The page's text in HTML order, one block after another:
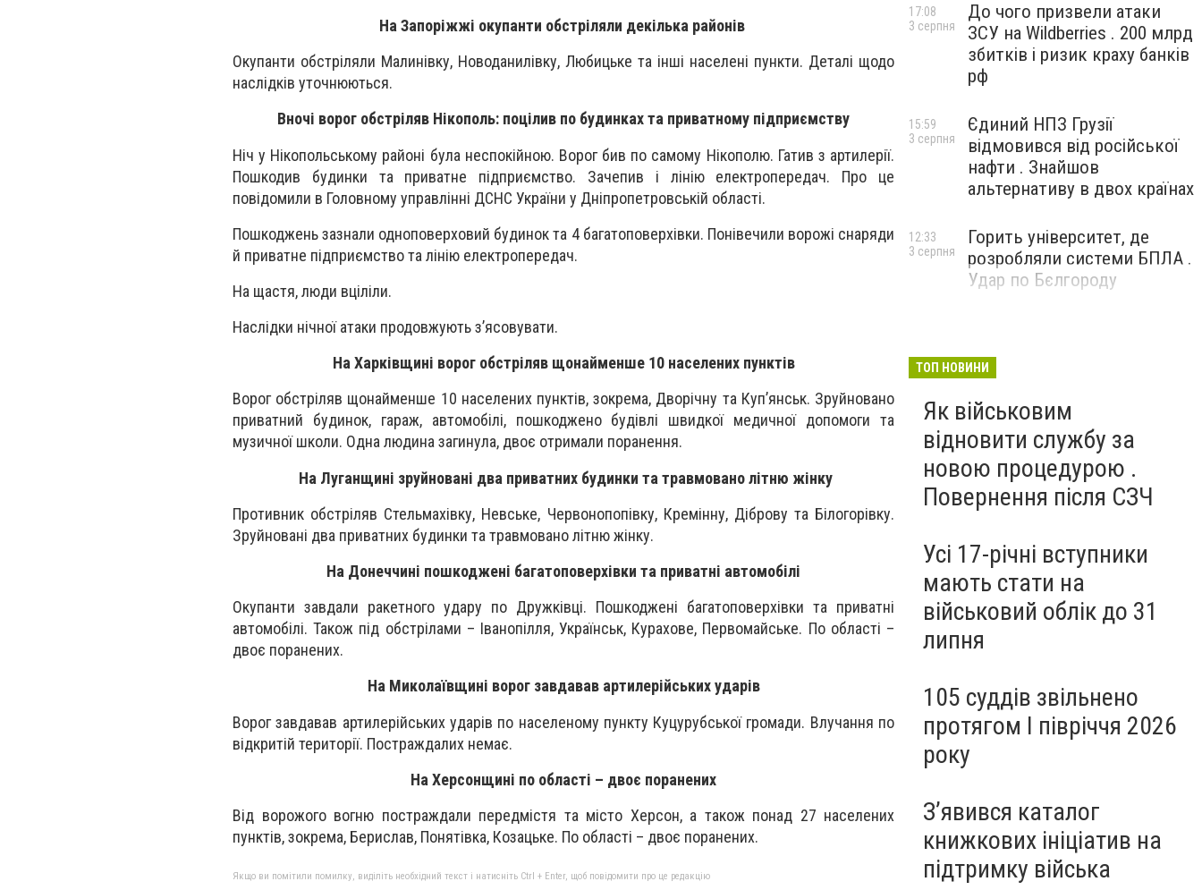
На Запоріжжі окупанти обстріляли декілька районів
Окупанти обстріляли Малинівку, Новоданилівку, Любицьке та інші населені пункти. Деталі щодо
наслідків уточнюються.
Вночі ворог обстріляв Нікополь: поцілив по будинках та приватному підприємству
Ніч у Нікопольському районі була неспокійною. Ворог бив по самому Нікополю. Гатив з артилерії.
Пошкодив будинки та приватне підприємство. Зачепив і лінію електропередач. Про це
повідомили в Головному управлінні ДСНС України у Дніпропетровській області.
Пошкоджень зазнали одноповерховий будинок та 4 багатоповерхівки. Понівечили ворожі снаряди
й приватне підприємство та лінію електропередач.
На щастя, люди вціліли.
Наслідки нічної атаки продовжують з’ясовувати.
На Харківщині ворог обстріляв щонайменше 10 населених пунктів
Ворог обстріляв щонайменше 10 населених пунктів, зокрема, Дворічну та Куп’янськ. Зруйновано
приватний будинок, гараж, автомобілі, пошкоджено будівлі швидкої медичної допомоги та
музичної школи. Одна людина загинула, двоє отримали поранення.
На Луганщині зруйновані два приватних будинки та травмовано літню жінку
Противник обстріляв Стельмахівку, Невське, Червонопопівку, Кремінну, Діброву та Білогорівку.
Зруйновані два приватних будинки та травмовано літню жінку.
На Донеччині пошкоджені багатоповерхівки та приватні автомобілі
Окупанти завдали ракетного удару по Дружківці. Пошкоджені багатоповерхівки та приватні
автомобілі. Також під обстрілами – Іванопілля, Українськ, Курахове, Первомайське. По області –
двоє поранених.
На Миколаївщині ворог завдавав артилерійських ударів
Ворог завдавав артилерійських ударів по населеному пункту Куцурубської громади. Влучання по
відкритій території. Постраждалих немає.
На Херсонщині по області – двоє поранених
Від ворожого вогню постраждали передмістя та місто Херсон, а також понад 27 населених
пунктів, зокрема, Берислав, Понятівка, Козацьке. По області – двоє поранених.
Якщо ви помітили помилку, виділіть необхідний текст і натисніть Ctrl + Enter, щоб повідомити про це редакцію
До чого призвели атаки
ЗСУ на Wildberries . 200 млрд
збитків і ризик краху банків
рф
17:08
3 серпня
Єдиний НПЗ Грузії
відмовився від російської
нафти . Знайшов
альтернативу в двох країнах
15:59
3 серпня
Горить університет, де
розробляли системи БПЛА .
Удар по Бєлгороду
12:33
3 серпня
ТОП НОВИНИ
Як військовим
відновити службу за
новою процедурою .
Повернення після СЗЧ
Усі 17-річні вступники
мають стати на
військовий облік до 31
липня
105 суддів звільнено
протягом I півріччя 2026
року
З’явився каталог
книжкових ініціатив на
підтримку війська